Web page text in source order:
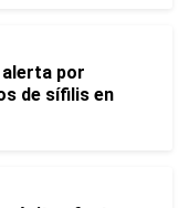
por
de sífilis en